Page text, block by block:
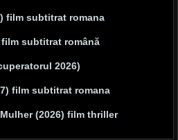
film subtitrat romana
subtitrat română
2026)
film subtitrat romana
(2026) film thriller